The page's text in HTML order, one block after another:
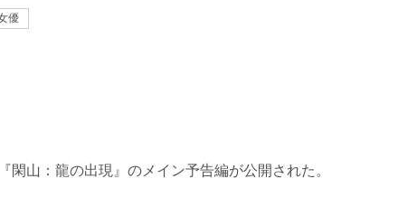
優
山：龍の出現』のメイン予告編が公開された。